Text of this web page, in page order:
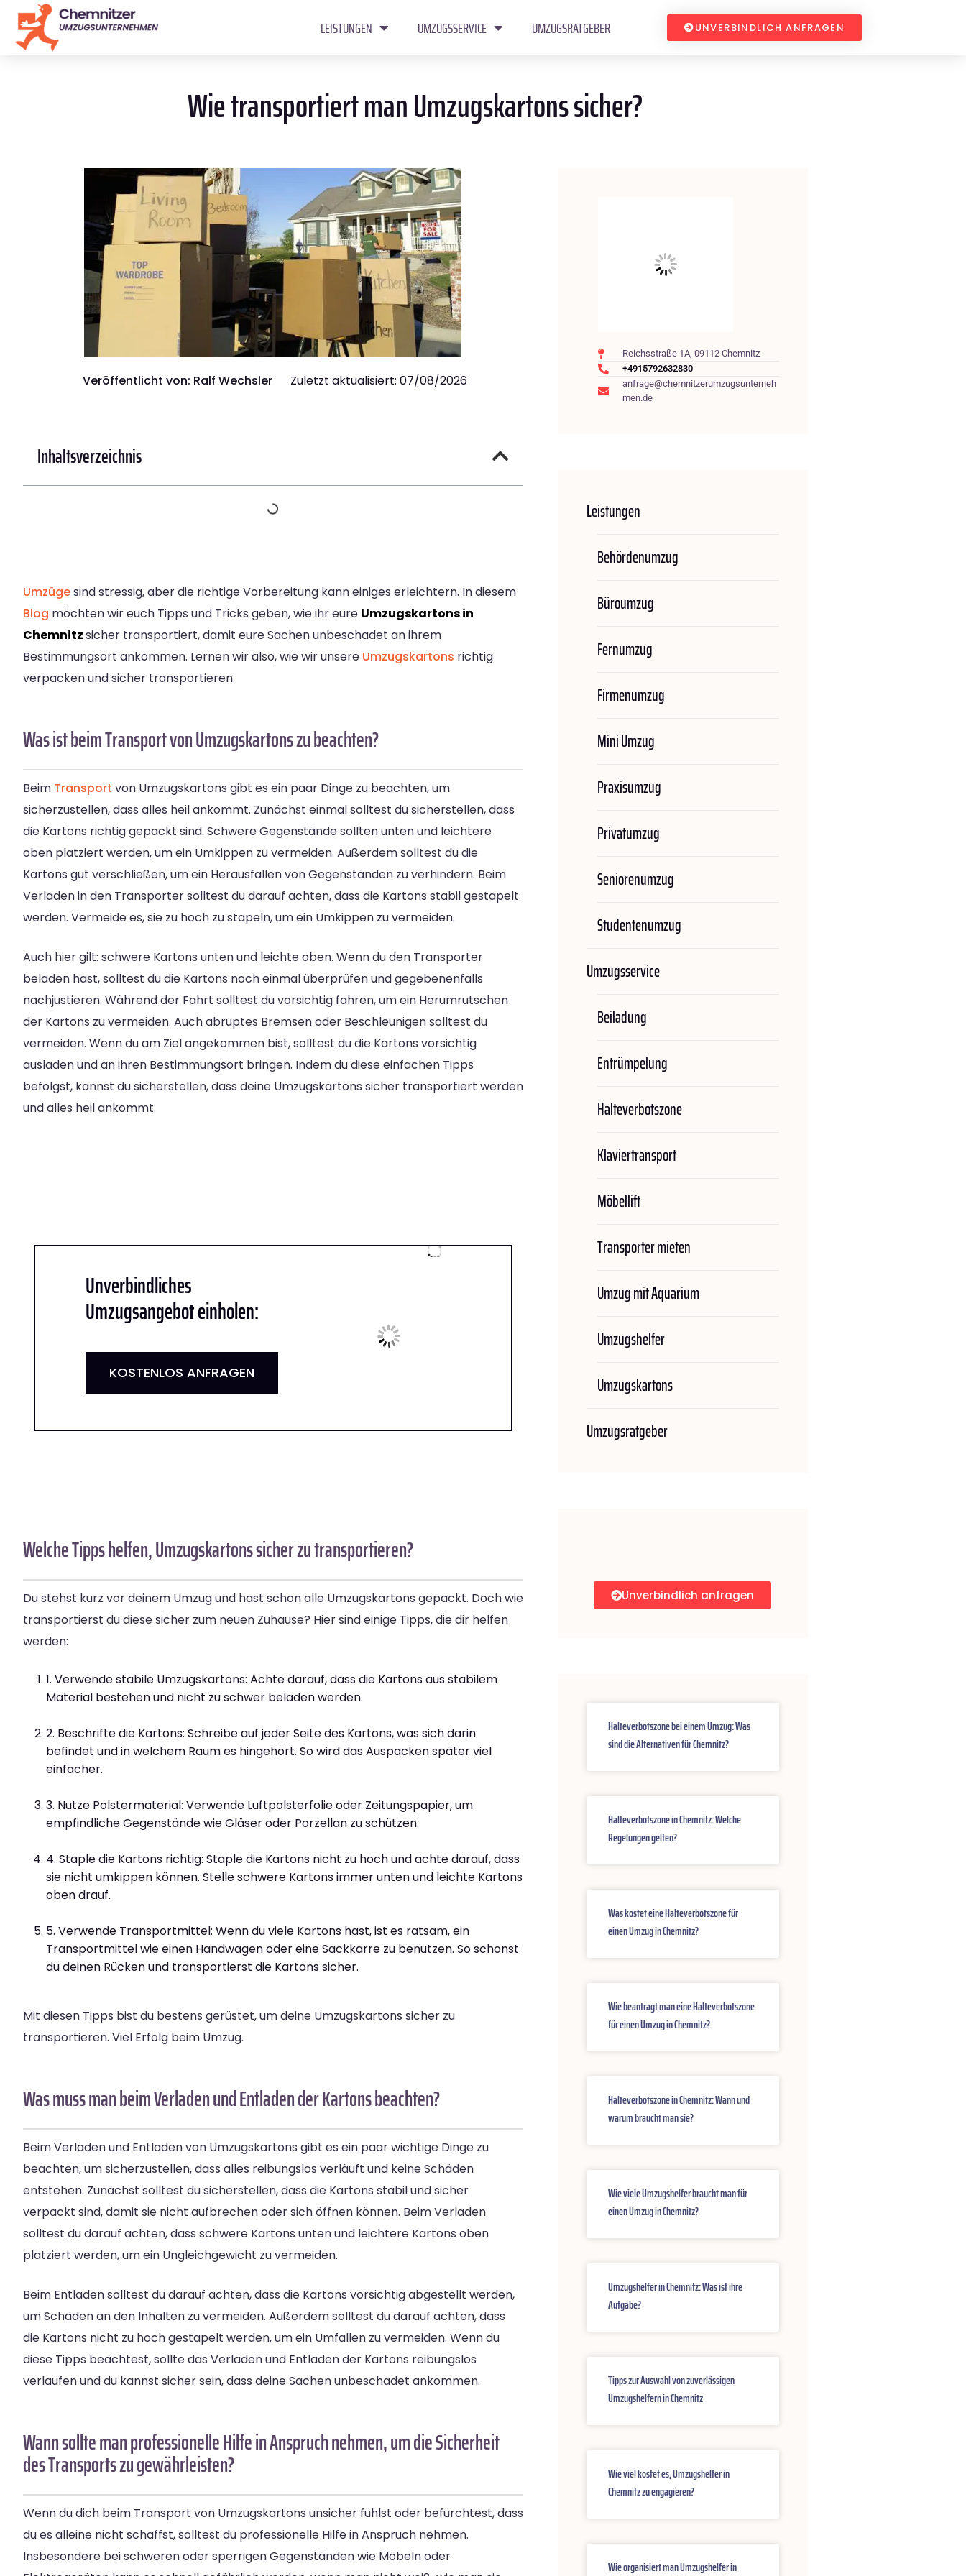
LEISTUNGEN UMZUGSSERVICE UMZUGSRATGEBER UNVERBINDLICH ANFRAGEN
Wie transportiert man Umzugskartons sicher?
Veröffentlicht von: Ralf Wechsler Zuletzt aktualisiert: 07/08/2026
Inhaltsverzeichnis
Umzügesind stressig, aber die richtige Vorbereitung kann einiges erleichtern. In diesem
Blog möchten wir euch Tipps und Tricks geben, wie ihr eure Umzugskartons in
Chemnitzsicher transportiert, damit eure Sachen unbeschadet an ihrem
Bestimmungsort ankommen. Lernen wir also, wie wir unsere Umzugskartons richtig
verpacken und sicher transportieren.
Was ist beim Transport von Umzugskartons zu beachten?
Beim Transport von Umzugskartons gibt es ein paar Dinge zu beachten, um
sicherzustellen, dass alles heil ankommt. Zunächst einmal solltest du sicherstellen, dass
die Kartons richtig gepackt sind. Schwere Gegenstände sollten unten und leichtere
oben platziert werden, um ein Umkippen zu vermeiden. Außerdem solltest du die
Kartons gut verschließen, um ein Herausfallen von Gegenständen zu verhindern. Beim
Verladen in den Transporter solltest du darauf achten, dass die Kartons stabil gestapelt
werden. Vermeide es, sie zu hoch zu stapeln, um ein Umkippen zu vermeiden.
Auch hier gilt: schwere Kartons unten und leichte oben. Wenn du den Transporter
beladen hast, solltest du die Kartons noch einmal überprüfen und gegebenenfalls
nachjustieren. Während der Fahrt solltest du vorsichtig fahren, um ein Herumrutschen
der Kartons zu vermeiden. Auch abruptes Bremsen oder Beschleunigen solltest du
vermeiden. Wenn du am Ziel angekommen bist, solltest du die Kartons vorsichtig
ausladen und an ihren Bestimmungsort bringen. Indem du diese einfachen Tipps
befolgst, kannst du sicherstellen, dass deine Umzugskartons sicher transportiert werden
und alles heil ankommt.
Unverbindliches
Umzugsangebot einholen:
KOSTENLOS ANFRAGEN
Welche Tipps helfen, Umzugskartons sicher zu transportieren?
Du stehst kurz vor deinem Umzug und hast schon alle Umzugskartons gepackt. Doch wie
transportierst du diese sicher zum neuen Zuhause? Hier sind einige Tipps, die dir helfen
werden:
1. Verwende stabile Umzugskartons: Achte darauf, dass die Kartons aus stabilem
Material bestehen und nicht zu schwer beladen werden.
2. Beschrifte die Kartons: Schreibe auf jeder Seite des Kartons, was sich darin
befindet und in welchem Raum es hingehört. So wird das Auspacken später viel
einfacher.
3. Nutze Polstermaterial: Verwende Luftpolsterfolie oder Zeitungspapier, um
empfindliche Gegenstände wie Gläser oder Porzellan zu schützen.
4. Staple die Kartons richtig: Staple die Kartons nicht zu hoch und achte darauf, dass
sie nicht umkippen können. Stelle schwere Kartons immer unten und leichte Kartons
oben drauf.
5. Verwende Transportmittel: Wenn du viele Kartons hast, ist es ratsam, ein
Transportmittel wie einen Handwagen oder eine Sackkarre zu benutzen. So schonst
du deinen Rücken und transportierst die Kartons sicher.
Mit diesen Tipps bist du bestens gerüstet, um deine Umzugskartons sicher zu
transportieren. Viel Erfolg beim Umzug.
Was muss man beim Verladen und Entladen der Kartons beachten?
Beim Verladen und Entladen von Umzugskartons gibt es ein paar wichtige Dinge zu
beachten, um sicherzustellen, dass alles reibungslos verläuft und keine Schäden
entstehen. Zunächst solltest du sicherstellen, dass die Kartons stabil und sicher
verpackt sind, damit sie nicht aufbrechen oder sich öffnen können. Beim Verladen
solltest du darauf achten, dass schwere Kartons unten und leichtere Kartons oben
platziert werden, um ein Ungleichgewicht zu vermeiden.
Beim Entladen solltest du darauf achten, dass die Kartons vorsichtig abgestellt werden,
um Schäden an den Inhalten zu vermeiden. Außerdem solltest du darauf achten, dass
die Kartons nicht zu hoch gestapelt werden, um ein Umfallen zu vermeiden. Wenn du
diese Tipps beachtest, sollte das Verladen und Entladen der Kartons reibungslos
verlaufen und du kannst sicher sein, dass deine Sachen unbeschadet ankommen.
Wann sollte man professionelle Hilfe in Anspruch nehmen, um die Sicherheit
des Transports zu gewährleisten?
Wenn du dich beim Transport von Umzugskartons unsicher fühlst oder befürchtest, dass
du es alleine nicht schaffst, solltest du professionelle Hilfe in Anspruch nehmen.
Insbesondere bei schweren oder sperrigen Gegenständen wie Möbeln oder
Reichsstraße 1A, 09112 Chemnitz
+4915792632830
anfrage@chemnitzerumzugsunterneh
men.de
Leistungen
Behördenumzug
Büroumzug
Fernumzug
Firmenumzug
Mini Umzug
Praxisumzug
Privatumzug
Seniorenumzug
Studentenumzug
Umzugsservice
Beiladung
Entrümpelung
Halteverbotszone
Klaviertransport
Möbellift
Transporter mieten
Umzug mit Aquarium
Umzugshelfer
Umzugskartons
Umzugsratgeber
Unverbindlich anfragen
Halteverbotszone bei einem Umzug: Was
sind die Alternativen für Chemnitz?
Halteverbotszone in Chemnitz: Welche
Regelungen gelten?
Was kostet eine Halteverbotszone für
einen Umzug in Chemnitz?
Wie beantragt man eine Halteverbotszone
für einen Umzug in Chemnitz?
Halteverbotszone in Chemnitz: Wann und
warum braucht man sie?
Wie viele Umzugshelfer braucht man für
einen Umzug in Chemnitz?
Umzugshelfer in Chemnitz: Was ist ihre
Aufgabe?
Tipps zur Auswahl von zuverlässigen
Umzugshelfern in Chemnitz
Wie viel kostet es, Umzugshelfer in
Chemnitz zu engagieren?
Wie organisiert man Umzugshelfer in